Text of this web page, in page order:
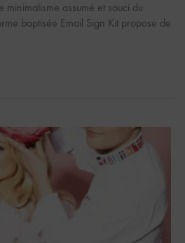
minimalisme assumé et souci du
baptisée Email Sign Kit propose de